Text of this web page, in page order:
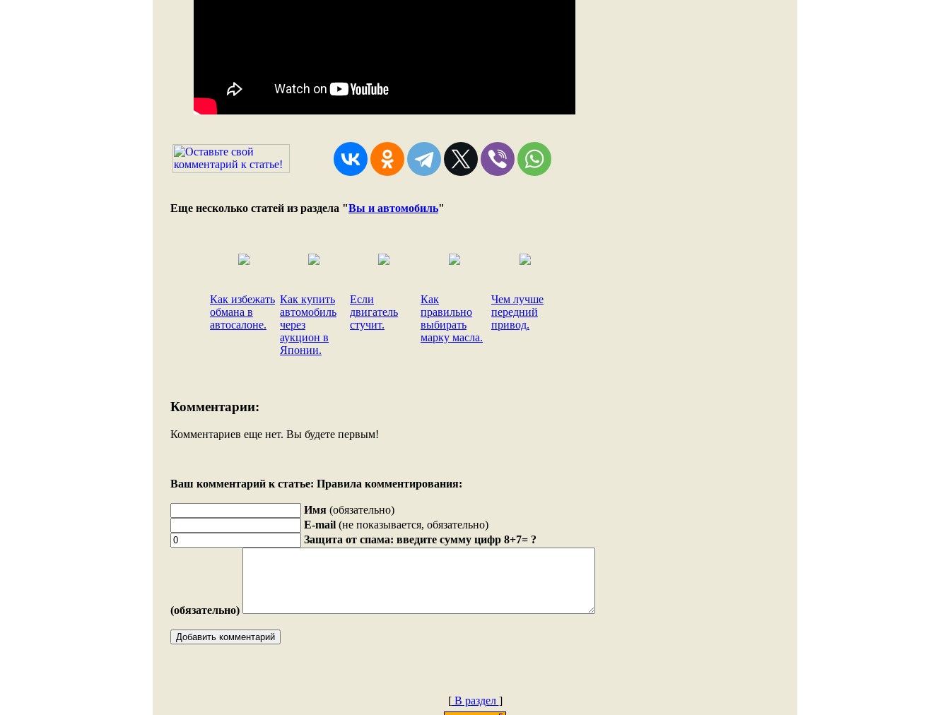
Еще несколько статей из раздела "Вы и автомобиль"
Как избежать
обмана в
автосалоне.
Как купить
автомобиль
через
аукцион в
Японии.
Если
двигатель
стучит.
Как
правильно
выбирать
марку масла.
Чем лучше
передний
привод.
Комментарии:
Комментариев еще нет. Вы будете первым!
Ваш комментарий к статье: Правила комментирования:
Имя (обязательно)
E-mail (не показывается, обязательно)
Защита от спама: введите сумму цифр 8+7= ?
(обязательно)
[В раздел ]